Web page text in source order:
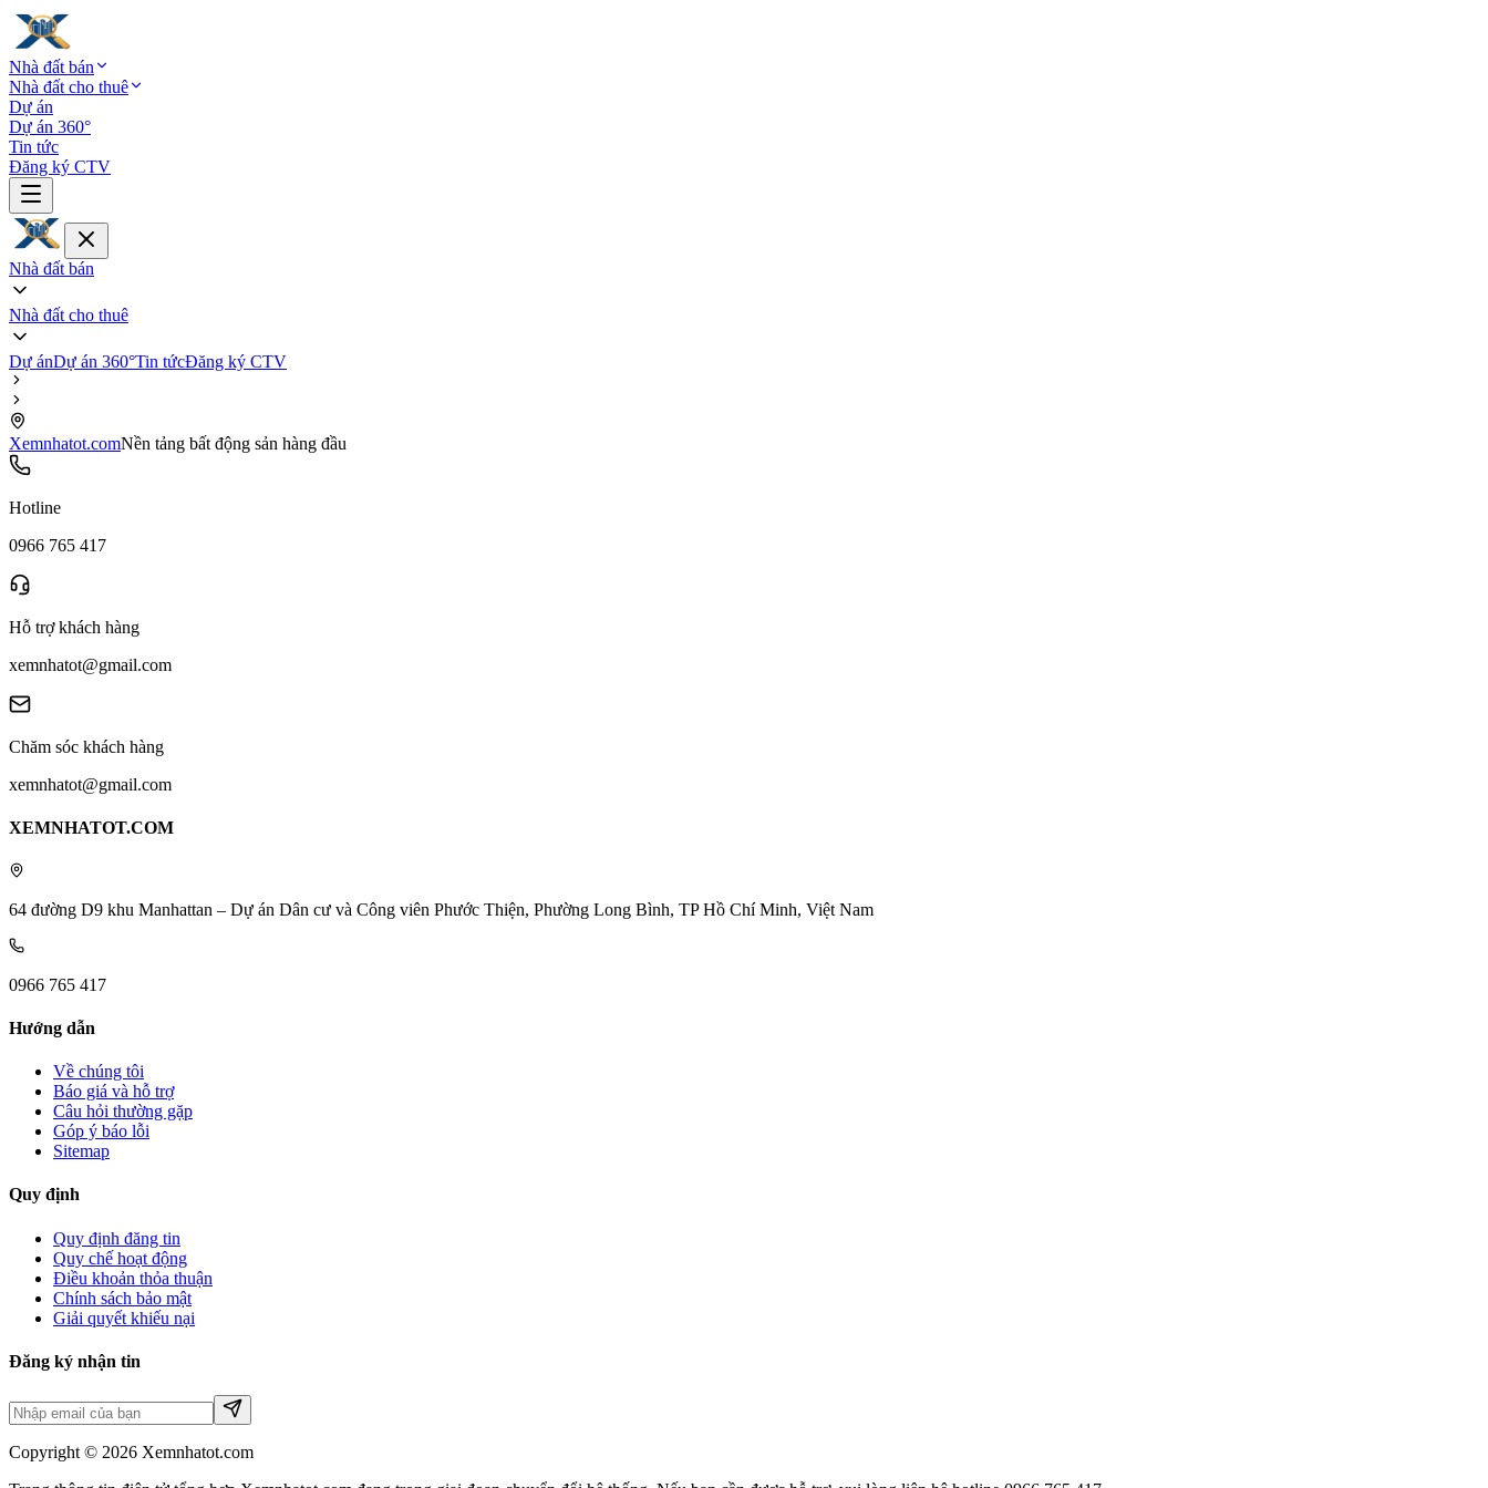
Nhà đất bán
Nhà đất cho thuê
Dự án
Dự án 360°
Tin tức
Đăng ký CTV
Nhà đất bán
Nhà đất cho thuê
Dự ánDự án 360°Tin tứcĐăng ký CTV
Xemnhatot.comNền tảng bất động sản hàng đầu
Hotline
0966 765 417
Hỗ trợ khách hàng
xemnhatot@gmail.com
Chăm sóc khách hàng
xemnhatot@gmail.com
XEMNHATOT.COM
64 đường D9 khu Manhattan – Dự án Dân cư và Công viên Phước Thiện, Phường Long Bình, TP Hồ Chí Minh, Việt Nam
0966 765 417
Hướng dẫn
Về chúng tôi
Báo giá và hỗ trợ
Câu hỏi thường gặp
Góp ý báo lỗi
Sitemap
Quy định
Quy định đăng tin
Quy chế hoạt động
Điều khoản thỏa thuận
Chính sách bảo mật
Giải quyết khiếu nại
Đăng ký nhận tin
Copyright © 2026 Xemnhatot.com